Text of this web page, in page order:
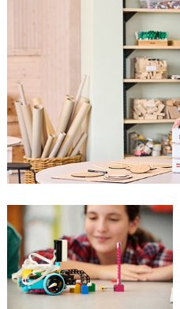
Vänliga hälsningar,
Pedagogisk expert och
Teacher Trainer
070 - 091 29 05 |